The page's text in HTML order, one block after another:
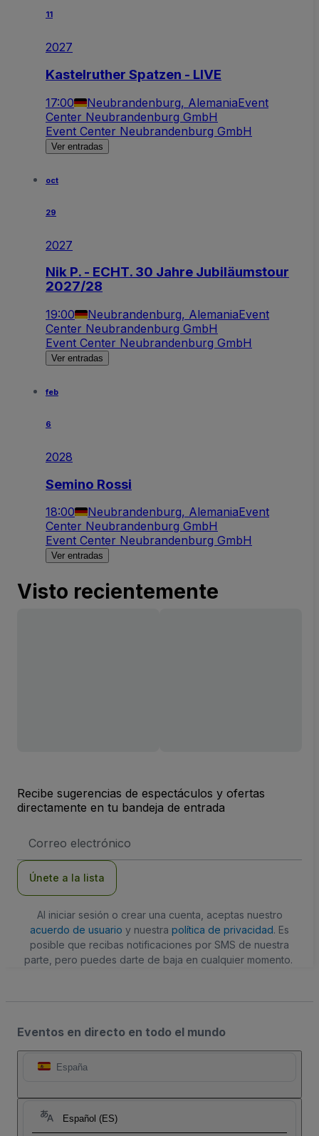
11
2027
Kastelruther Spatzen - LIVE
17:00 Neubrandenburg, AlemaniaEvent
Center Neubrandenburg GmbH
Event Center Neubrandenburg GmbH
Ver entradas
oct
29
2027
Nik P. - ECHT. 30 Jahre Jubiläumstour
2027/28
19:00 Neubrandenburg, AlemaniaEvent
Center Neubrandenburg GmbH
Event Center Neubrandenburg GmbH
Ver entradas
feb
6
2028
Semino Rossi
18:00 Neubrandenburg, AlemaniaEvent
Center Neubrandenburg GmbH
Event Center Neubrandenburg GmbH
Ver entradas
Visto recientemente
Recibe sugerencias de espectáculos y ofertas
directamente en tu bandeja de entrada
de
Únete a la lista
Al iniciar sesión o crear una cuenta, aceptas nuestro
acuerdo de usuario y nuestra política de privacidad. Es
posible que recibas notificaciones por SMS de nuestra
parte, pero puedes darte de baja en cualquier momento.
Eventos en directo en todo el mundo
España
Español (ES)